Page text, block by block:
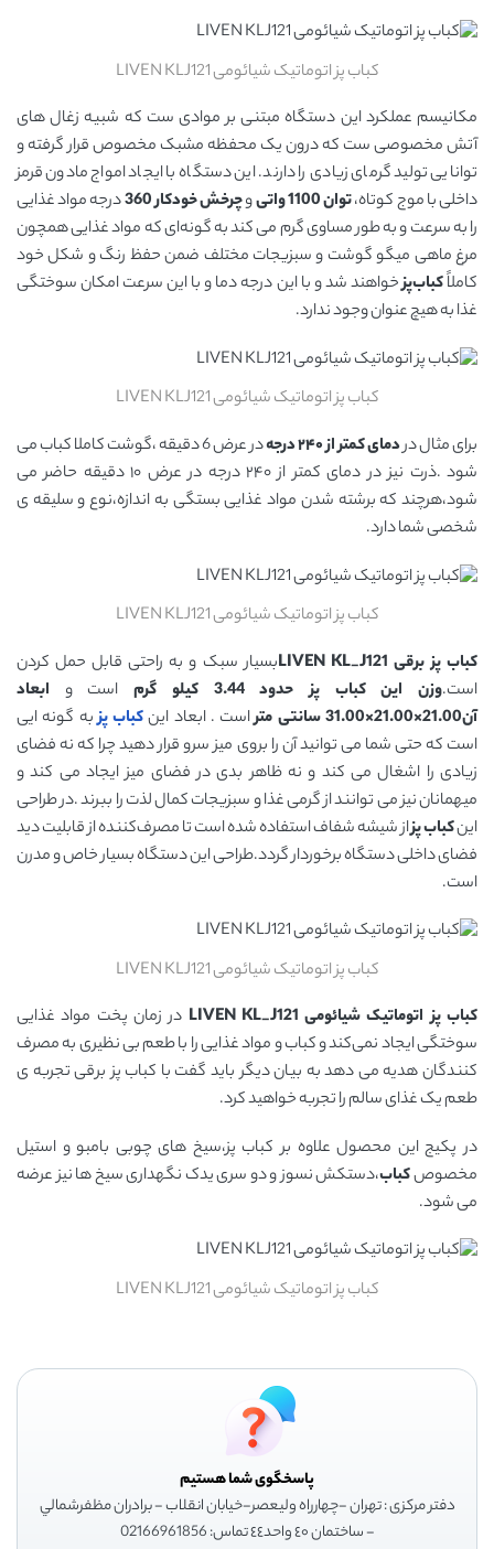
کباب پز اتوماتیک شیائومی LIVEN KLJ121
مکانیسم عملکرد این دستگاه مبتنی بر موادی ست که شبیه زغال های
آتش مخصوصی ست که درون یک محفظه مشبک مخصوص قرار گرفته و
توانایی تولید گرمای زیادی را دارند. این دستگاه با ایجاد امواج مادون قرمز
داخلی با موج کوتاه،توان 1100 واتی وچرخش خودکار 360
درجه مواد غذایی
را به سرعت و به طور مساوی گرم می کند به گونه‌ای که مواد غذایی همچون
مرغ ماهی میگو گوشت و سبزیجات مختلف ضمن حفظ رنگ و شکل خود
کاملاًکباب‌پزخواهند شد و با این درجه دما و با این سرعت امکان سوختگی
غذا به هیچ عنوان وجود ندارد.
کباب پز اتوماتیک شیائومی LIVEN KLJ121
برای مثال دردمای کمتر از ۲۴۰ درجه
در عرض 6 دقیقه ،گوشت کاملا کباب می
شود .ذرت نیز در دمای کمتر از ۲۴۰ درجه در عرض ۱۰ دقیقه حاضر می
شود،هرچند که برشته شدن مواد غذایی بستگی به اندازه،نوع و سلیقه ی
شخصی شما دارد.
کباب پز اتوماتیک شیائومی LIVEN KLJ121
کباب پز برقی LIVEN KL_J121
بسیار سبک و به راحتی قابل حمل کردن
است.وزن این کباب پز حدود 3.44 کیلو گرم است و ابعاد
آن21.00×21.00×31.00 سانتی متر
است . ابعاد اینکباب پز به گونه ایی
است که حتی شما می توانید آن را بروی میز سرو قرار دهید چرا که نه فضای
زیادی را اشغال می کند و نه ظاهر بدی در فضای میز ایجاد می کند و
میهمانان نیز می توانند از گرمی غذا و سبزیجات کمال لذت را ببرند .در طراحی
اینکباب پزاز شیشه شفاف استفاده شده است تا مصرف‌کننده از قابلیت دید
فضای داخلی دستگاه برخوردار گردد.طراحی این دستگاه بسیار خاص و مدرن
است.
کباب پز اتوماتیک شیائومی LIVEN KLJ121
کباب پز اتوماتیک شیائومی LIVEN KL_J121
در زمان پخت مواد غذایی
سوختگی ایجاد نمی‌کند و کباب و مواد غذایی را با طعم بی نظیری به مصرف
کنندگان هدیه می دهد به بیان دیگر باید گفت با کباب پز برقی تجربه ی
طعم یک غذای سالم را تجربه خواهید کرد.
در پکیج این محصول علاوه بر کباب پز،سیخ های چوبی بامبو و استیل
مخصوصکباب،دستکش نسوز و دو سری یدک نگهداری سیخ ها نیز عرضه
می شود.
کباب پز اتوماتیک شیائومی LIVEN KLJ121
پاسخگوی شما هستیم
دفتر مرکزی : تهران -چهارراه وليعصر-خيابان انقلاب - برادران مظفرشمالي
- ساختمان ٤٠ واحد٤٤ تماس: 02166961856